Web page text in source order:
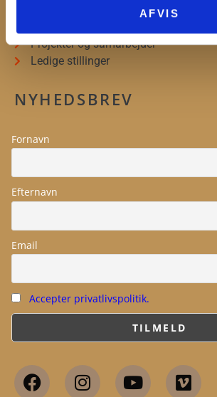
AFVIS
Projekter og samarbejder
Ledige stillinger
NYHEDSBREV
Fornavn
Efternavn
Email
Accepter privatlivspolitik.